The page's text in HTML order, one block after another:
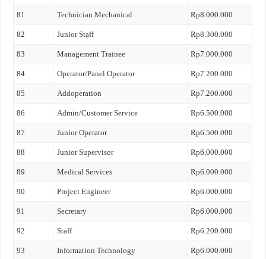
81 Technician Mechanical Rp8.000.000
82 Junior Staff Rp8.300.000
83 Management Trainee Rp7.000.000
84 Operator/Panel Operator Rp7.200.000
85 Addoperation Rp7.200.000
86 Admin/Customer Service Rp6.500.000
87 Junior Operator Rp6.500.000
88 Junior Supervisor Rp6.000.000
89 Medical Services Rp6.000.000
90 Project Engineer Rp6.000.000
91 Secretary Rp6.000.000
92 Staff Rp6.200.000
93 Information Technology Rp6.000.000